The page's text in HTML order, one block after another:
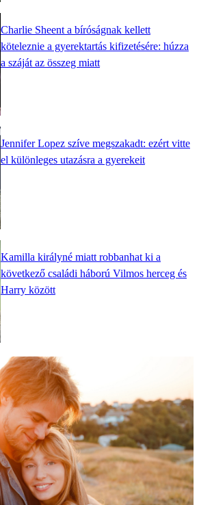
Charlie Sheent a bíróságnak kellett
köteleznie a gyerektartás kifizetésére: húzza
a száját az összeg miatt
Jennifer Lopez szíve megszakadt: ezért vitte
el különleges utazásra a gyerekeit
Kamilla királyné miatt robbanhat ki a
következő családi háború Vilmos herceg és
Harry között